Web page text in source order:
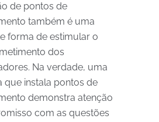
de pontos de
também é uma
forma de estimular o
dos
Na verdade, uma
que instala pontos de
demonstra atenção
com as questões